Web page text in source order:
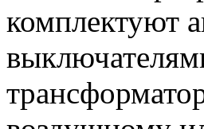
комплектуют